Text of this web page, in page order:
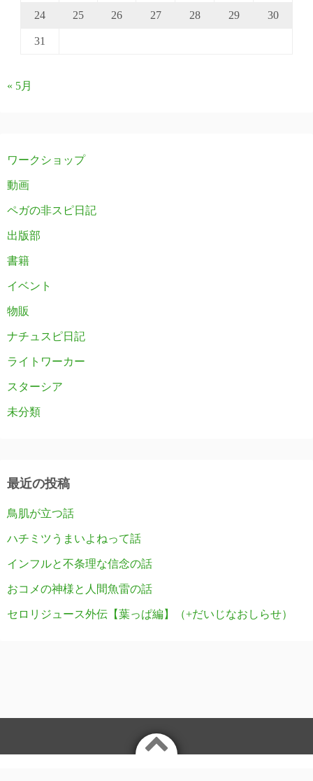
24 25 26 27 28 29 30
31
« 5月
ワークショップ
動画
ペガの非スピ日記
出版部
書籍
イベント
物販
ナチュスピ日記
ライトワーカー
スターシア
未分類
最近の投稿
鳥肌が立つ話
ハチミツうまいよねって話
インフルと不条理な信念の話
おコメの神様と人間魚雷の話
セロリジュース外伝【葉っぱ編】（+だいじなおしらせ）